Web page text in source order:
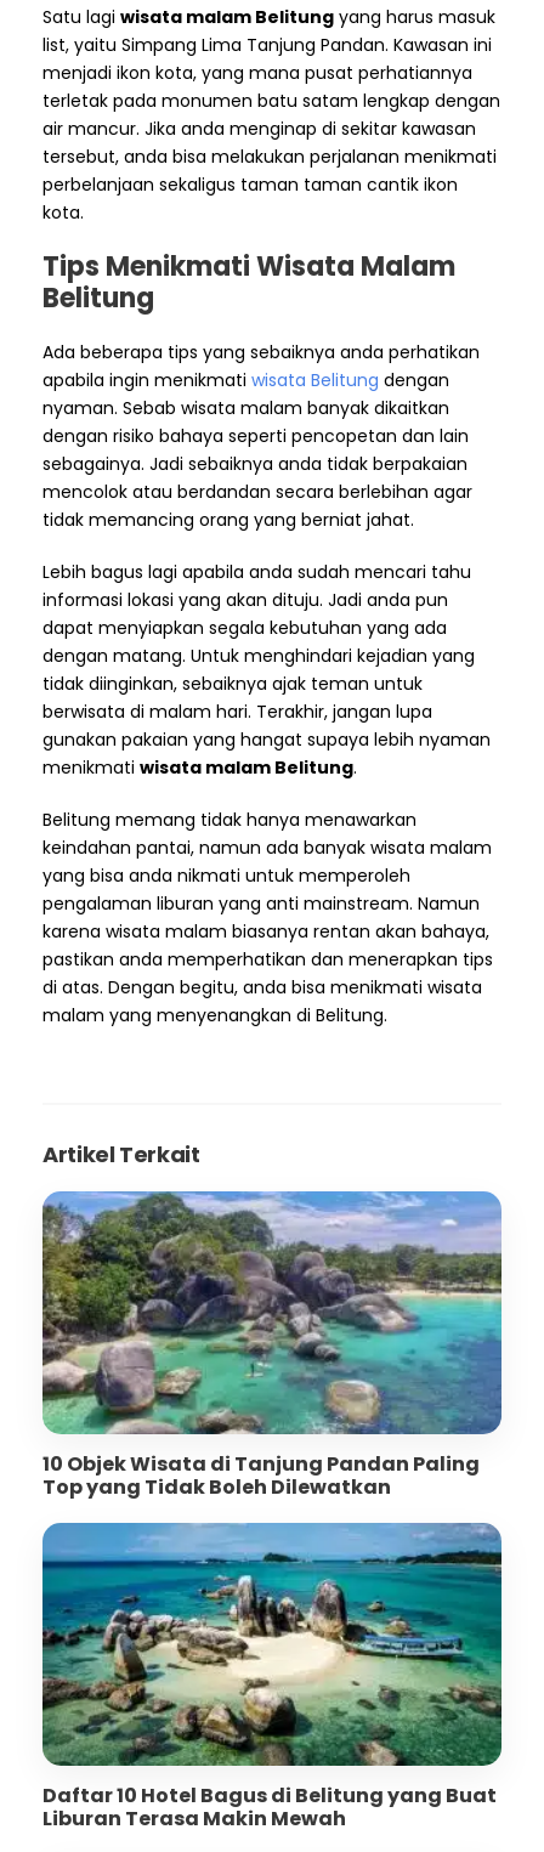
Satu lagi wisata malam Belitung yang harus masuk
list, yaitu Simpang Lima Tanjung Pandan. Kawasan ini
menjadi ikon kota, yang mana pusat perhatiannya
terletak pada monumen batu satam lengkap dengan
air mancur. Jika anda menginap di sekitar kawasan
tersebut, anda bisa melakukan perjalanan menikmati
perbelanjaan sekaligus taman taman cantik ikon
kota.
Tips Menikmati Wisata Malam
Belitung
Ada beberapa tips yang sebaiknya anda perhatikan
apabila ingin menikmati wisata Belitung dengan
nyaman. Sebab wisata malam banyak dikaitkan
dengan risiko bahaya seperti pencopetan dan lain
sebagainya. Jadi sebaiknya anda tidak berpakaian
mencolok atau berdandan secara berlebihan agar
tidak memancing orang yang berniat jahat.
Lebih bagus lagi apabila anda sudah mencari tahu
informasi lokasi yang akan dituju. Jadi anda pun
dapat menyiapkan segala kebutuhan yang ada
dengan matang. Untuk menghindari kejadian yang
tidak diinginkan, sebaiknya ajak teman untuk
berwisata di malam hari. Terakhir, jangan lupa
gunakan pakaian yang hangat supaya lebih nyaman
menikmati wisata malam Belitung.
Belitung memang tidak hanya menawarkan
keindahan pantai, namun ada banyak wisata malam
yang bisa anda nikmati untuk memperoleh
pengalaman liburan yang anti mainstream. Namun
karena wisata malam biasanya rentan akan bahaya,
pastikan anda memperhatikan dan menerapkan tips
di atas. Dengan begitu, anda bisa menikmati wisata
malam yang menyenangkan di Belitung.
Artikel Terkait
10 Objek Wisata di Tanjung Pandan Paling
Top yang Tidak Boleh Dilewatkan
Daftar 10 Hotel Bagus di Belitung yang Buat
Liburan Terasa Makin Mewah